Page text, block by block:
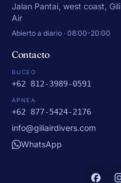
Jalan Pantai, west coast, Gili
Air
Abierto a diario · 08:00-20:00
Contacto
BUCEO
+62 812-3989-0591
APNEA
+62 877-5424-2176
info@giliairdivers.com
WhatsApp